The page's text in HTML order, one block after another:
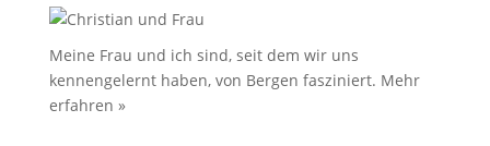
Meine Frau und ich sind, seit dem wir uns
kennengelernt haben, von Bergen fasziniert. Mehr
erfahren »